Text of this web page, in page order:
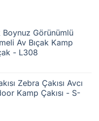
Seçenekler
ürün
sayfasından
Görünümlü
Av Bıçak Kamp
- L308
Zebra Çakısı Avcı
Kamp Çakısı - S-